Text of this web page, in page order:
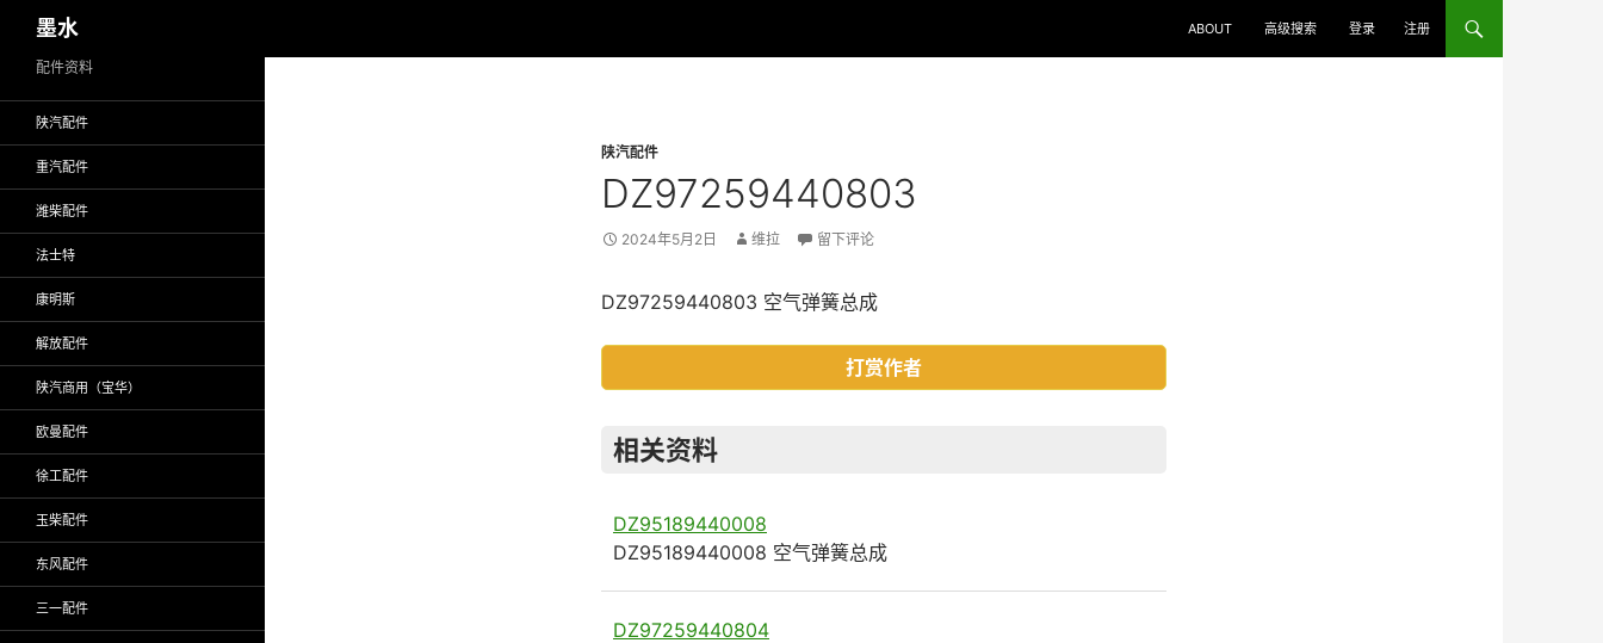
至
墨水 ABOUT 高级搜索 登录 注册
陕汽配件
DZ97259440803
2024年5月2日 维拉 留下评论
DZ97259440803 空气弹簧总成
打赏作者
相关资料
DZ95189440008
DZ95189440008 空气弹簧总成
DZ97259440804
配件资料
陕汽配件
重汽配件
潍柴配件
法士特
康明斯
解放配件
陕汽商用（宝华）
欧曼配件
徐工配件
玉柴配件
东风配件
三一配件